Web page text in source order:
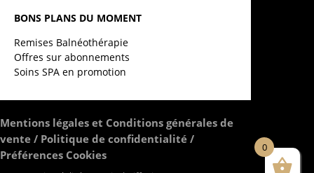
BONS PLANS DU MOMENT
Remises Balnéothérapie
Offres sur abonnements
Soins SPA en promotion
Mentions légales et Conditions générales de
vente / Politique de confidentialité /
Préférences Cookies
0